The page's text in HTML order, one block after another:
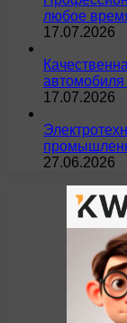
любое
17.07.2026
17.07.2026
27.06.2026